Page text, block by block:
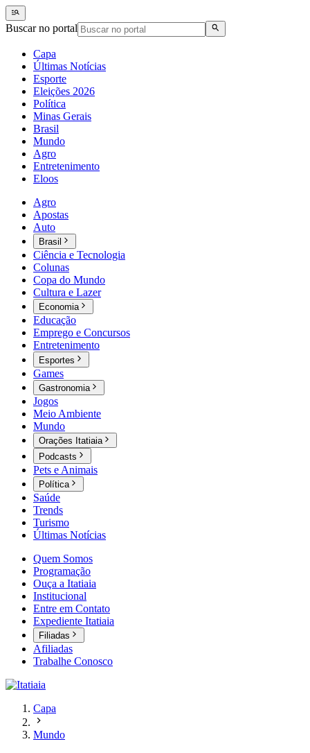
Buscar no portal
Capa
Últimas Notícias
Esporte
Eleições 2026
Política
Minas Gerais
Brasil
Mundo
Agro
Entretenimento
Eloos
Agro
Apostas
Auto
Brasil
Ciência e Tecnologia
Colunas
Copa do Mundo
Cultura e Lazer
Economia
Educação
Emprego e Concursos
Entretenimento
Esportes
Games
Gastronomia
Jogos
Meio Ambiente
Mundo
Orações Itatiaia
Podcasts
Pets e Animais
Política
Saúde
Trends
Turismo
Últimas Notícias
Quem Somos
Programação
Ouça a Itatiaia
Institucional
Entre em Contato
Expediente Itatiaia
Filiadas
Afiliadas
Trabalhe Conosco
Capa
Mundo